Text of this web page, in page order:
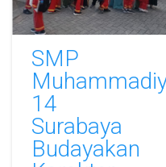
SMP
14
Surabaya
Budayakan